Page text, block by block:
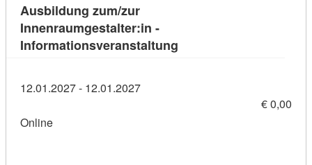
Ausbildung zum/zur
Innenraumgestalter:in -
Informationsveranstaltung
12.01.2027 - 12.01.2027
€ 0,00
Online